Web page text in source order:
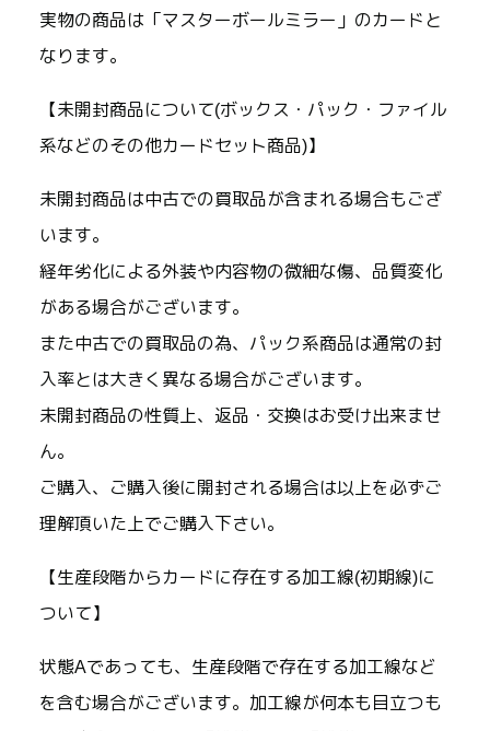
実物の商品は「マスターボールミラー」のカードと
なります。
【未開封商品について(ボックス・パック・ファイル
系などのその他カードセット商品)】
未開封商品は中古での買取品が含まれる場合もござ
います。
経年劣化による外装や内容物の微細な傷、品質変化
がある場合がございます。
また中古での買取品の為、パック系商品は通常の封
入率とは大きく異なる場合がございます。
未開封商品の性質上、返品・交換はお受け出来ませ
ん。
ご購入、ご購入後に開封される場合は以上を必ずご
理解頂いた上でご購入下さい。
【生産段階からカードに存在する加工線(初期線)に
ついて】
状態Aであっても、生産段階で存在する加工線など
を含む場合がございます。加工線が何本も目立つも